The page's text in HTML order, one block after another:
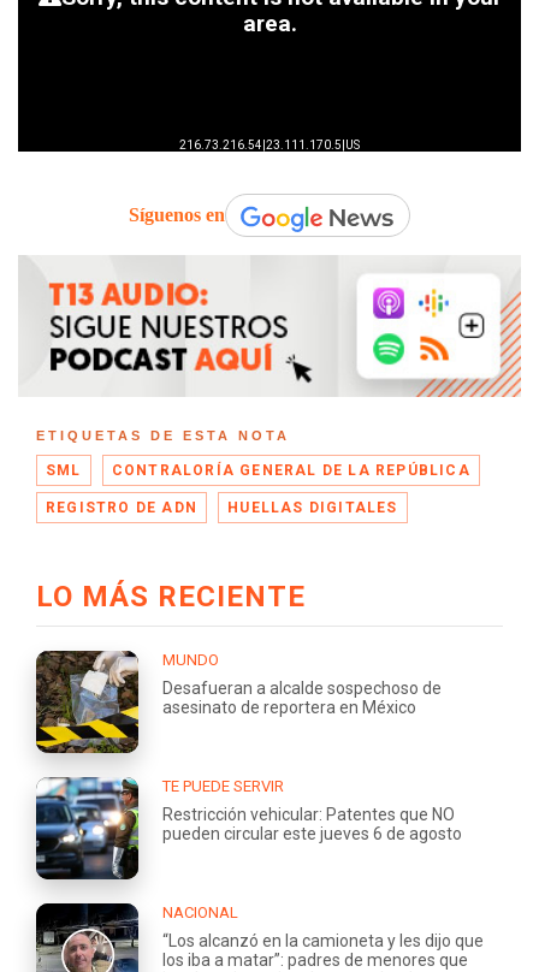
Síguenos en
ETIQUETAS DE ESTA NOTA
SML CONTRALORÍA GENERAL DE LA REPÚBLICA
REGISTRO DE ADN HUELLAS DIGITALES
LO MÁS RECIENTE
MUNDO
Desafueran a alcalde sospechoso de
asesinato de reportera en México
TE PUEDE SERVIR
Restricción vehicular: Patentes que NO
pueden circular este jueves 6 de agosto
NACIONAL
“Los alcanzó en la camioneta y les dijo que
los iba a matar”: padres de menores que